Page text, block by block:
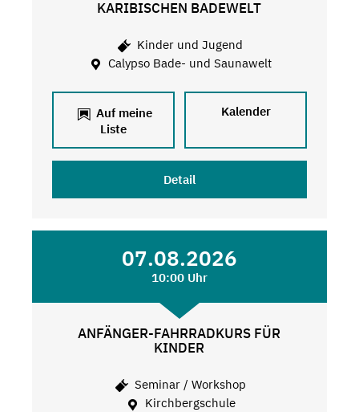
KARIBISCHEN BADEWELT
Kinder und Jugend
Calypso Bade- und Saunawelt
Auf meine
Liste
Kalender
Detail
07.08.2026
10:00 Uhr
ANFÄNGER-FAHRRADKURS FÜR
KINDER
Seminar / Workshop
Kirchbergschule